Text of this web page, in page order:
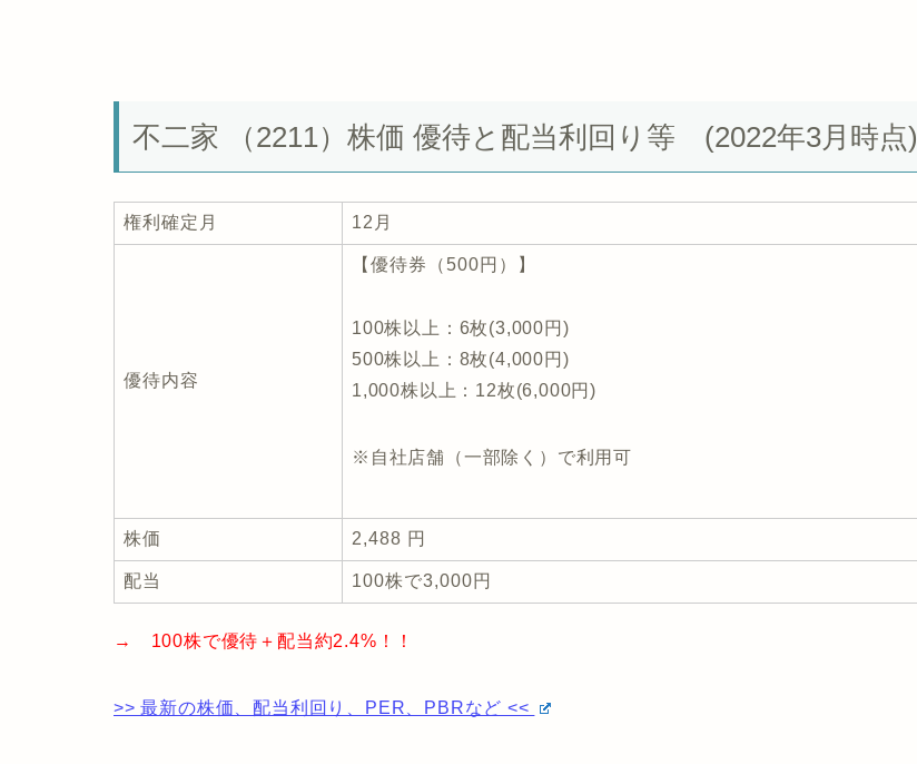
不二家 （2211）株価 優待と配当利回り等 (2022年3月時点)
権利確定月 12月
優待内容
【優待券（500円）】
100株以上：6枚(3,000円)
500株以上：8枚(4,000円)
1,000株以上：12枚(6,000円)
※自社店舗（一部除く）で利用可
株価 2,488 円
配当 100株で3,000円
→ 100株で優待＋配当約2.4%！！
>> 最新の株価、配当利回り、PER、PBRなど <<